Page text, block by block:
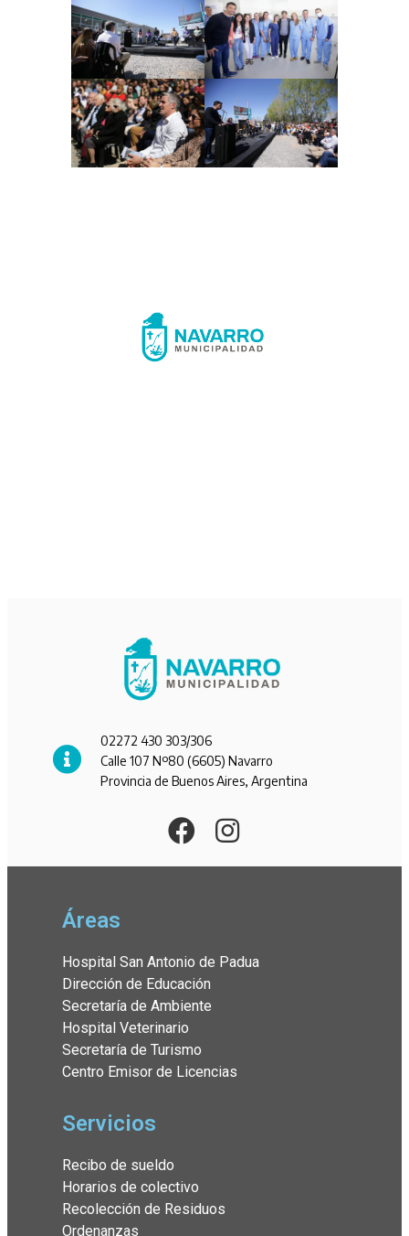
02272 430 303/306
Calle 107 Nº80 (6605) Navarro
Provincia de Buenos Aires, Argentina
Áreas
Hospital San Antonio de Padua
Dirección de Educación
Secretaría de Ambiente
Hospital Veterinario
Secretaría de Turismo
Centro Emisor de Licencias
Servicios
Recibo de sueldo
Horarios de colectivo
Recolección de Residuos
Ordenanzas